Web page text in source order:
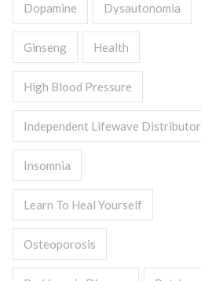
Dopamine Dysautonomia
Ginseng Health
High Blood Pressure
Independent Lifewave Distributor
Insomnia
Learn To Heal Yourself
Osteoporosis